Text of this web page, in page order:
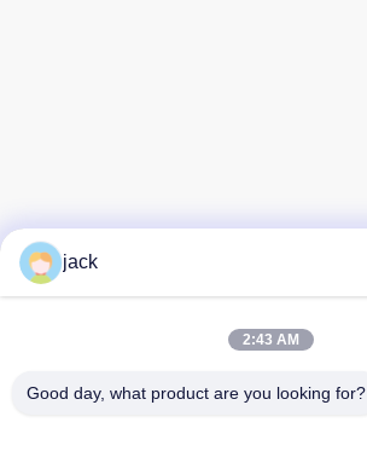
jack
2:43 AM
Good day, what product are you looking for?